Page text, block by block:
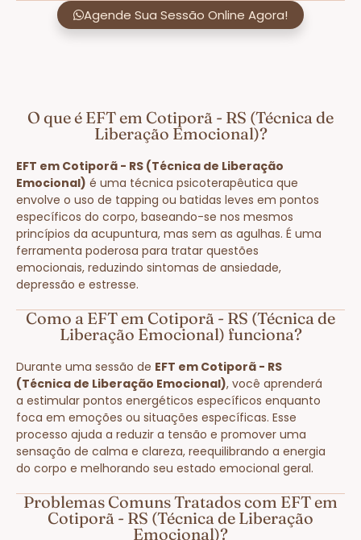
Agende Sua Sessão Online Agora!
O que é EFT em Cotiporã - RS (Técnica de
Liberação Emocional)?
EFT em Cotiporã - RS (Técnica de Liberação
Emocional) é uma técnica psicoterapêutica que
envolve o uso de tapping ou batidas leves em pontos
específicos do corpo, baseando-se nos mesmos
princípios da acupuntura, mas sem as agulhas. É uma
ferramenta poderosa para tratar questões
emocionais, reduzindo sintomas de ansiedade,
depressão e estresse.
Como a EFT em Cotiporã - RS (Técnica de
Liberação Emocional) funciona?
Durante uma sessão de EFT em Cotiporã - RS
(Técnica de Liberação Emocional), você aprenderá
a estimular pontos energéticos específicos enquanto
foca em emoções ou situações específicas. Esse
processo ajuda a reduzir a tensão e promover uma
sensação de calma e clareza, reequilibrando a energia
do corpo e melhorando seu estado emocional geral.
Problemas Comuns Tratados com EFT em
Cotiporã - RS (Técnica de Liberação
Emocional)?